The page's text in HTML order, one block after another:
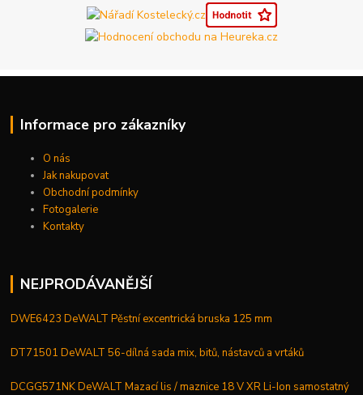
Informace pro zákazníky
O nás
Jak nakupovat
Obchodní podmínky
Fotogalerie
Kontakty
NEJPRODÁVANĚJŠÍ
DWE6423 DeWALT Pěstní excentrická bruska 125 mm
DT71501 DeWALT 56-dílná sada mix, bitů, nástavců a vrtáků
DCGG571NK DeWALT Mazací lis / maznice 18 V XR Li-Ion samostatný